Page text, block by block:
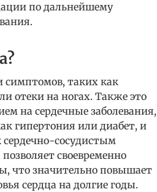
по дальнейшему
симптомов, таких как
отеки на ногах. Также это
на сердечные заболевания,
гипертония или диабет, и
сердечно-сосудистым
своевременно
что значительно повышает
сердца на долгие годы.